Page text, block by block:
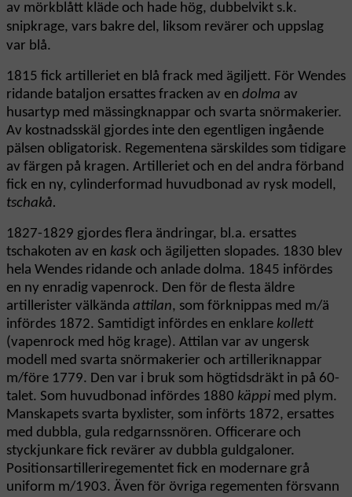
av mörkblått kläde och hade hög, dubbelvikt s.k.
snipkrage, vars bakre del, liksom revärer och uppslag
var blå.
1815 fick artilleriet en blå frack med ägiljett. För Wendes
ridande bataljon ersattes fracken av en dolma av
husartyp med mässingknappar och svarta snörmakerier.
Av kostnadsskäl gjordes inte den egentligen ingående
pälsen obligatorisk. Regementena särskildes som tidigare
av färgen på kragen. Artilleriet och en del andra förband
fick en ny, cylinderformad huvudbonad av rysk modell,
tschakå.
1827-1829 gjordes flera ändringar, bl.a. ersattes
tschakoten av en kask och ägiljetten slopades. 1830 blev
hela Wendes ridande och anlade dolma. 1845 infördes
en ny enradig vapenrock. Den för de flesta äldre
artillerister välkända attilan, som förknippas med m/ä
infördes 1872. Samtidigt infördes en enklare kollett
(vapenrock med hög krage). Attilan var av ungersk
modell med svarta snörmakerier och artilleriknappar
m/före 1779. Den var i bruk som högtidsdräkt in på 60-
talet. Som huvudbonad infördes 1880 käppi med plym.
Manskapets svarta byxlister, som införts 1872, ersattes
med dubbla, gula redgarnssnören. Officerare och
styckjunkare fick revärer av dubbla guldgaloner.
Positionsartilleriregementet fick en modernare grå
uniform m/1903. Även för övriga regementen försvann